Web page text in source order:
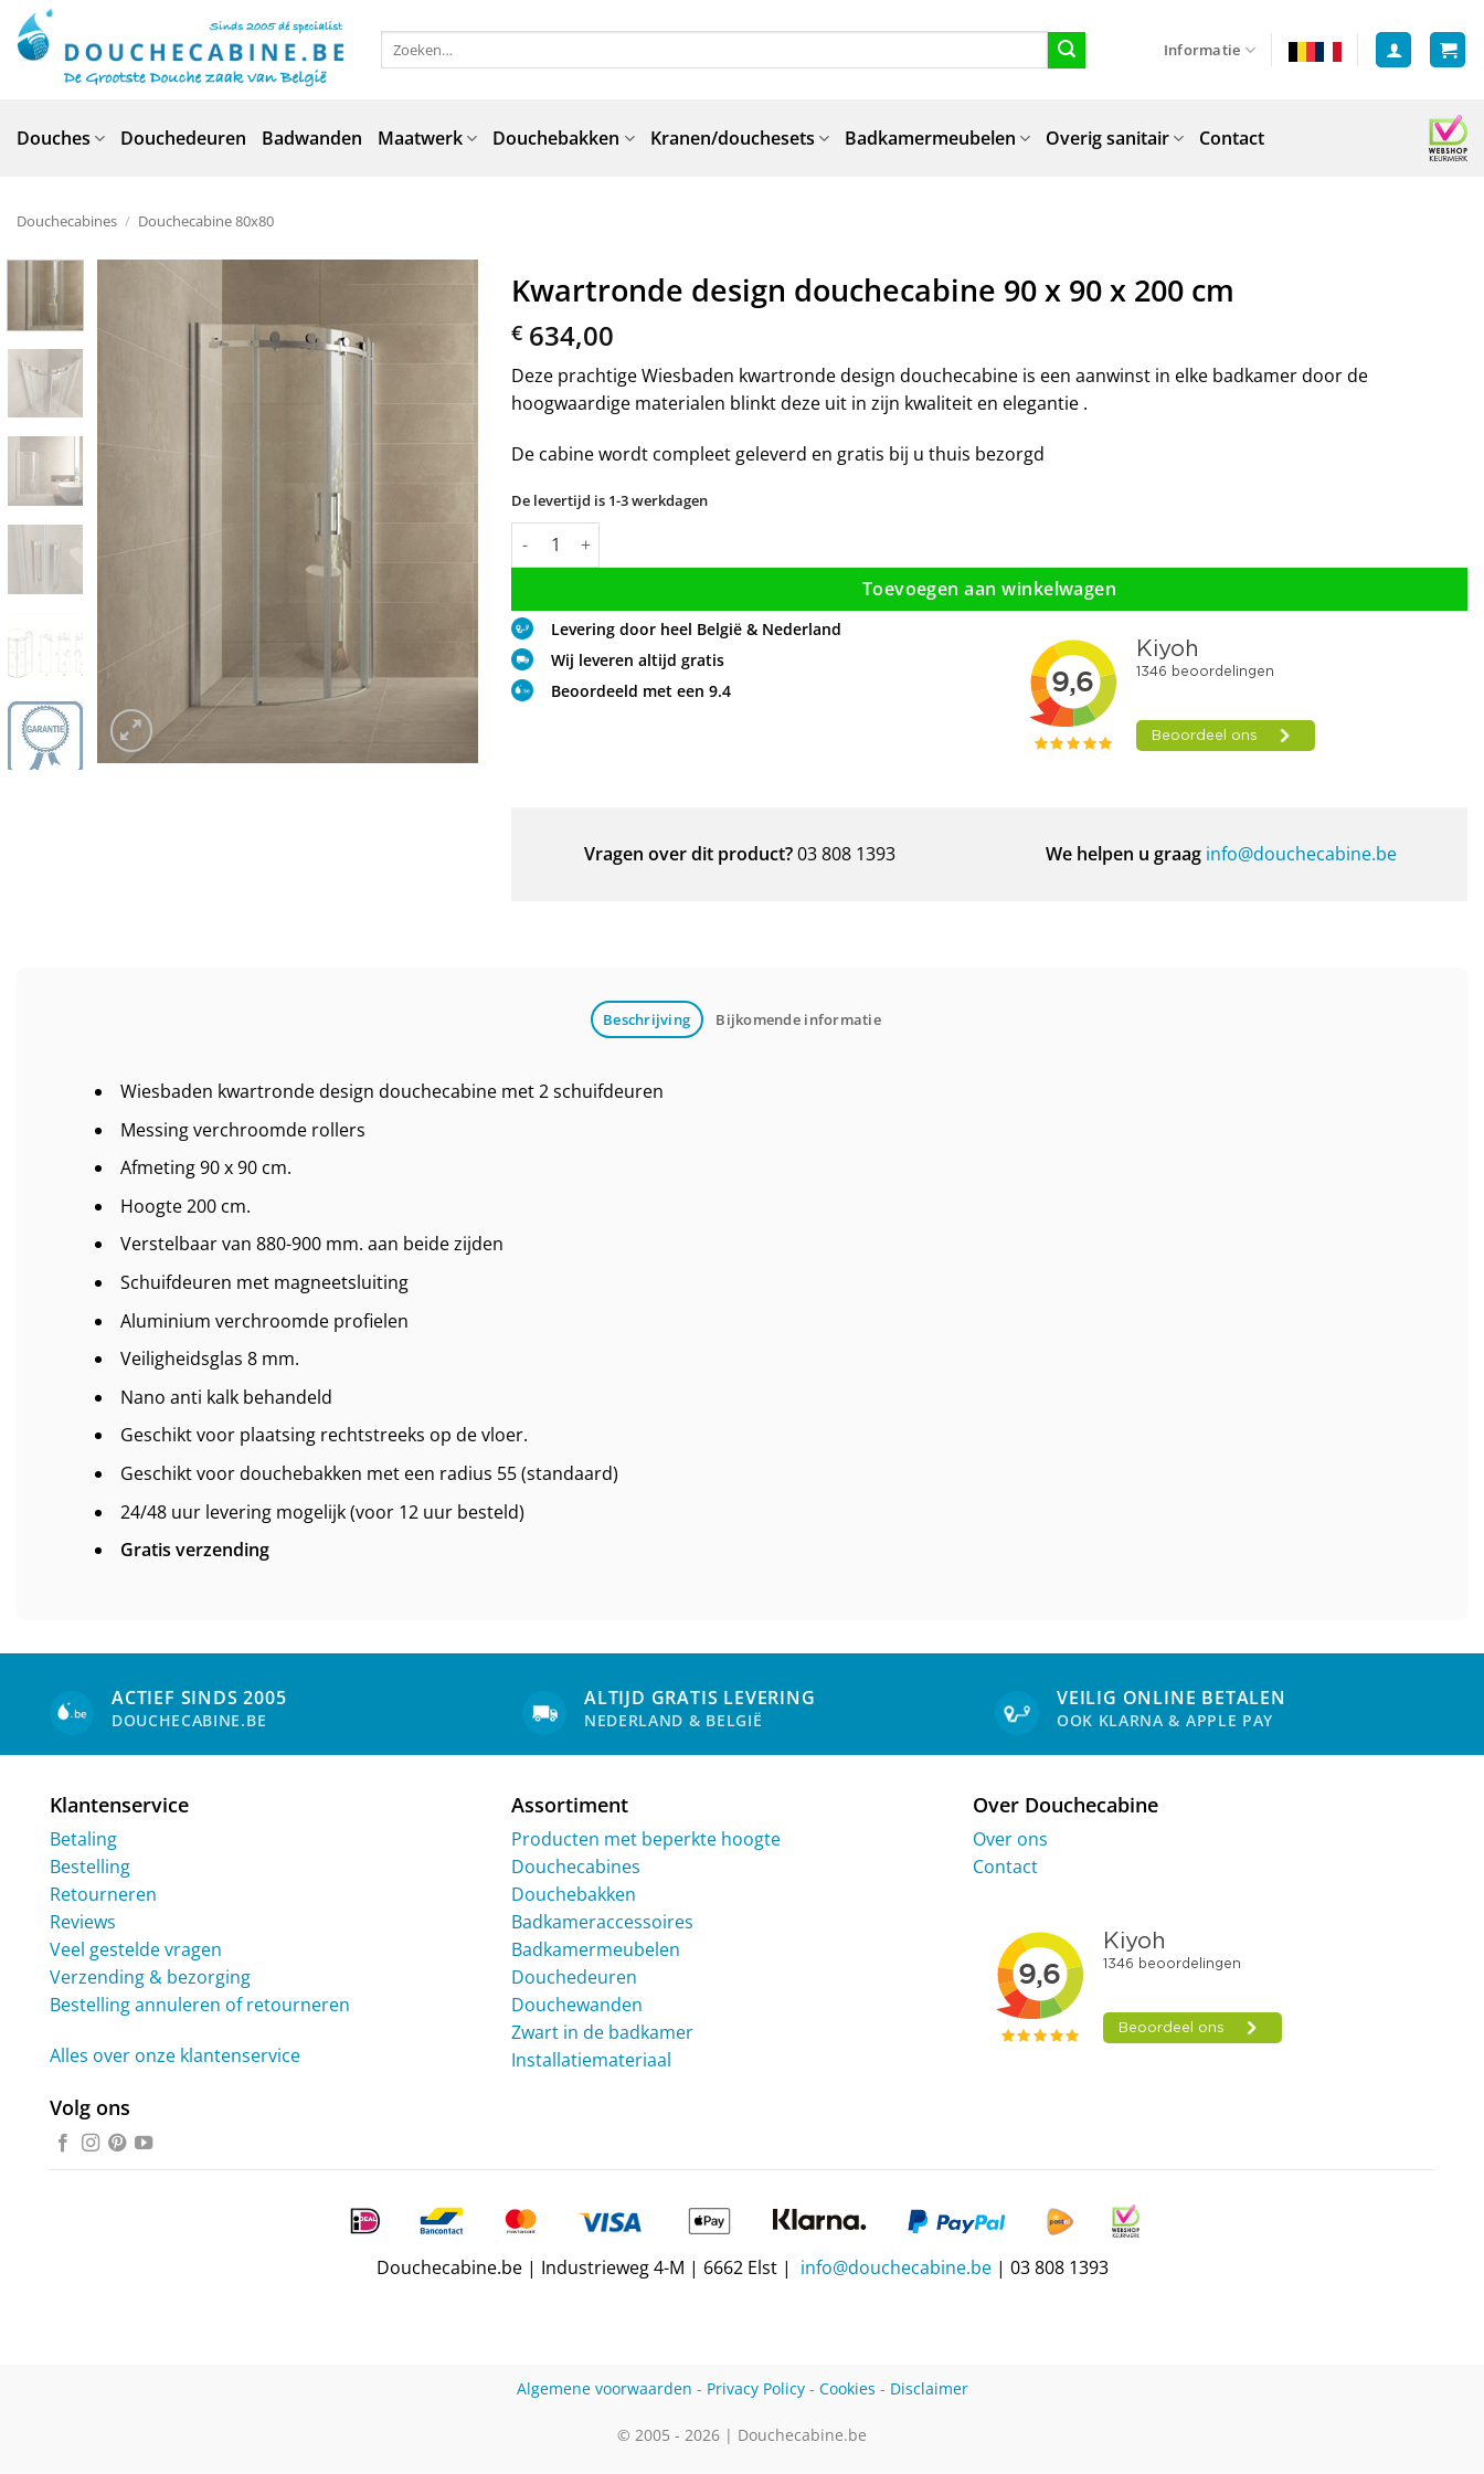
naar
inhoud
Zoeken
Informatie
Douches Douchedeuren Badwanden Maatwerk Douchebakken Kranen/douchesets Badkamermeubelen Overig sanitair Contact
Douchecabines / Douchecabine 80x80
Kwartronde design douchecabine 90 x 90 x 200 cm
€ 634,00
Deze prachtige Wiesbaden kwartronde design douchecabine is een aanwinst in elke badkamer door de
hoogwaardige materialen blinkt deze uit in zijn kwaliteit en elegantie .
De cabine wordt compleet geleverd en gratis bij u thuis bezorgd
De levertijd is 1-3 werkdagen
Kwartronde design douchecabine 90 x 90 x 200 cm aantal
Toevoegen aan winkelwagen
Levering door heel België & Nederland
Wij leveren altijd gratis
Beoordeeld met een 9.4
Vragen over dit product?03 808 1393 We helpen u graag info@douchecabine.be
Beschrijving Bijkomende informatie
Wiesbaden kwartronde design douchecabine met 2 schuifdeuren
Messing verchroomde rollers
Afmeting 90 x 90 cm.
Hoogte 200 cm.
Verstelbaar van 880-900 mm. aan beide zijden
Schuifdeuren met magneetsluiting
Aluminium verchroomde profielen
Veiligheidsglas 8 mm.
Nano anti kalk behandeld
Geschikt voor plaatsing rechtstreeks op de vloer.
Geschikt voor douchebakken met een radius 55 (standaard)
24/48 uur levering mogelijk (voor 12 uur besteld)
Gratis verzending
ACTIEF SINDS 2005
DOUCHECABINE.BE
ALTIJD GRATIS LEVERING
NEDERLAND & BELGIË
VEILIG ONLINE BETALEN
OOK KLARNA & APPLE PAY
Klantenservice
Betaling
Bestelling
Retourneren
Reviews
Veel gestelde vragen
Verzending & bezorging
Bestelling annuleren of retourneren
Alles over onze klantenservice
Volg ons
Assortiment
Producten met beperkte hoogte
Douchecabines
Douchebakken
Badkameraccessoires
Badkamermeubelen
Douchedeuren
Douchewanden
Zwart in de badkamer
Installatiemateriaal
Over Douchecabine
Over ons
Contact
Douchecabine.be | Industrieweg 4-M | 6662 Elst | info@douchecabine.be| 03 808 1393
Algemene voorwaarden - Privacy Policy- Cookies - Disclaimer
© 2005 - 2026 | Douchecabine.be